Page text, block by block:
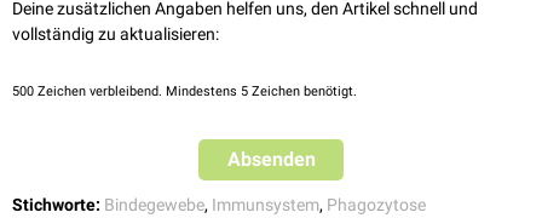
Bilirubinfinden im retikulohistiozytären System statt.
Deine zusätzlichen Angaben helfen uns, den Artikel schnell und
vollständig zu aktualisieren:
500 Zeichen verbleibend. Mindestens 5 Zeichen benötigt.
Absenden
Stichworte: Bindegewebe, Immunsystem, Phagozytose